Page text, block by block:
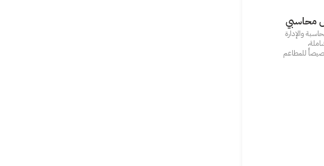
محاسبي
والإدارة
للمطاعم